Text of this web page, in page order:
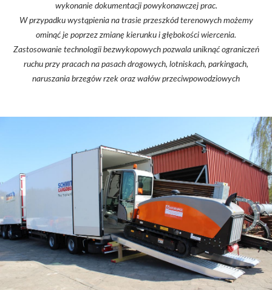
wykonanie dokumentacji powykonawczej prac.
W przypadku wystąpienia na trasie przeszkód terenowych możemy
ominąć je poprzez zmianę kierunku i głębokości wiercenia.
Zastosowanie technologii bezwykopowych pozwala uniknąć ograniczeń
ruchu przy pracach na pasach drogowych, lotniskach, parkingach,
naruszania brzegów rzek oraz wałów przeciwpowodziowych